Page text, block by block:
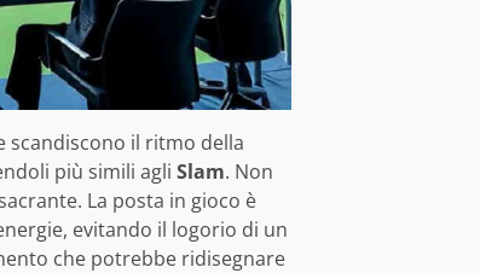
scandiscono il ritmo della
più simili agli Slam. Non
La posta in gioco è
evitando il logorio di un
che potrebbe ridisegnare